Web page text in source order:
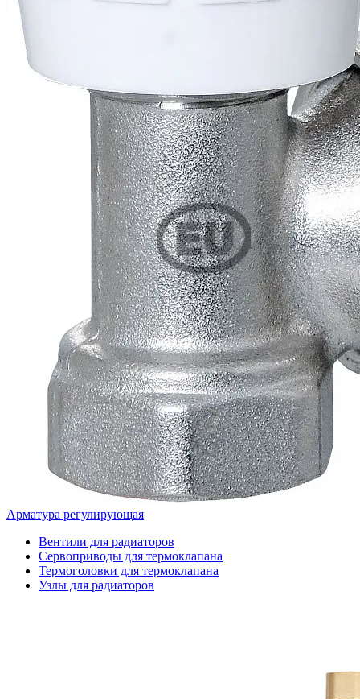
Арматура регулирующая
Вентили для радиаторов
Сервоприводы для термоклапана
Термоголовки для термоклапана
Узлы для радиаторов